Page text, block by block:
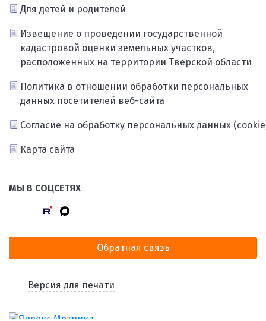
Для детей и родителей
Извещение о проведении государственной
кадастровой оценки земельных участков,
расположенных на территории Тверской области
Политика в отношении обработки персональных
данных посетителей веб-сайта
Согласие на обработку персональных данных
Карта сайта
МЫ В СОЦСЕТЯХ
Обратная связь
Версия для печати